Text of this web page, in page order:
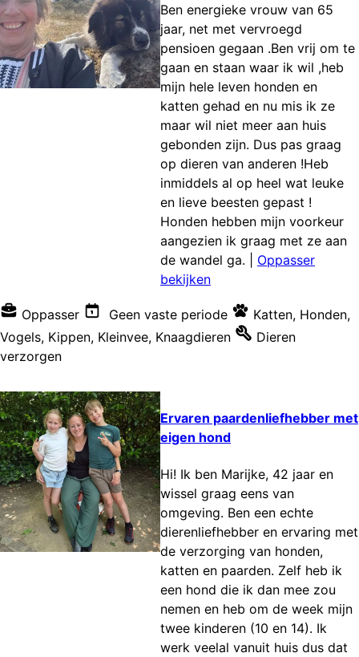
Ben energieke vrouw van 65
jaar, net met vervroegd
pensioen gegaan .Ben vrij om te
gaan en staan waar ik wil ,heb
mijn hele leven honden en
katten gehad en nu mis ik ze
maar wil niet meer aan huis
gebonden zijn. Dus pas graag
op dieren van anderen !Heb
inmiddels al op heel wat leuke
en lieve beesten gepast !
Honden hebben mijn voorkeur
aangezien ik graag met ze aan
de wandel ga.
Oppasser
bekijken
Oppasser Geen vaste periode Katten, Honden,
Vogels, Kippen, Kleinvee, Knaagdieren
Dieren
verzorgen
Ervaren paardenliefhebber met
eigen hond
Hi! Ik ben Marijke, 42 jaar en
wissel graag eens van
omgeving. Ben een echte
dierenliefhebber en ervaring met
de verzorging van honden,
katten en paarden. Zelf heb ik
een hond die ik dan mee zou
nemen en heb om de week mijn
twee kinderen (10 en 14). Ik
werk veelal vanuit huis dus dat